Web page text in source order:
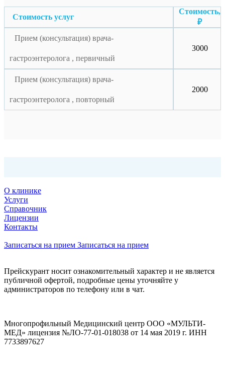
Стоимость услуг
Стоимость,
₽
Прием (консультация) врача-
гастроэнтеролога , первичный
3000
Прием (консультация) врача-
гастроэнтеролога , повторный
2000
О клинике
Услуги
Справочник
Лицензии
Контакты
Записаться на прием Записаться на прием
Прейскурант носит ознакомительный характер и не является
публичной офертой, подробные цены уточняйте у
администраторов по телефону или в чат.
Многопрофильный Медицинский центр ООО «МУЛЬТИ-
МЕД» лицензия №ЛО-77-01-018038 от 14 мая 2019 г. ИНН
7733897627